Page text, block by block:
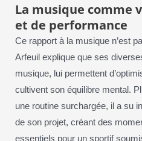
La musique comme
et de performance
Ce rapport à la musique n’est
Arfeuil explique que ses
musique, lui permettent
cultivent son équilibre mental.
une routine surchargée, il a su
de son projet, créant des
essentiels pour un sportif